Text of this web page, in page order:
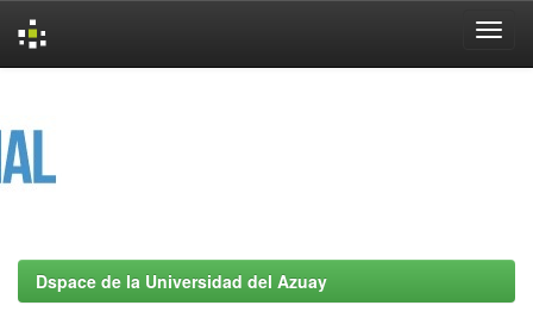
Dspace de la Universidad del Azuay